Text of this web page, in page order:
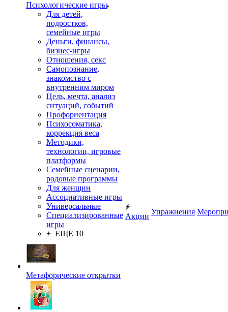
Психологические игры
Для детей,
подростков,
семейные игры
Деньги, финансы,
бизнес-игры
Отношения, секс
Самопознание,
знакомство с
внутренним миром
Цель, мечта, анализ
ситуаций, событий
Профориентация
Психосоматика,
коррекция веса
Методики,
технологии, игровые
платформы
Семейные сценарии,
родовые программы
Для женщин
Ассоциативные игры
Универсальные
Специализированные
игры
+ ЕЩЕ 10
Метафорические открытки
Акции
Упражнения